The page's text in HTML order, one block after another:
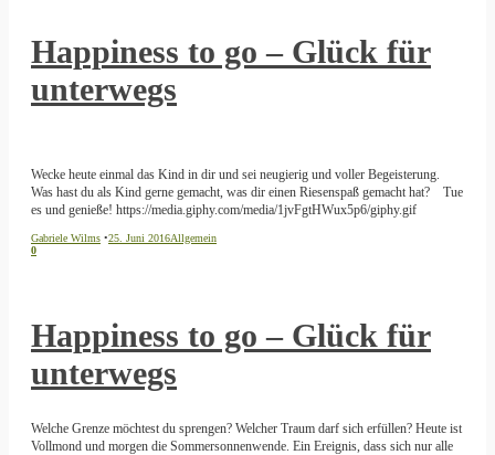
Happiness to go – Glück für
unterwegs
Wecke heute einmal das Kind in dir und sei neugierig und voller Begeisterung.
Was hast du als Kind gerne gemacht, was dir einen Riesenspaß gemacht hat? Tue
es und genieße! https://media.giphy.com/media/1jvFgtHWux5p6/giphy.gif
Gabriele Wilms •25. Juni 2016Allgemein
0
Happiness to go – Glück für
unterwegs
Welche Grenze möchtest du sprengen? Welcher Traum darf sich erfüllen? Heute ist
Vollmond und morgen die Sommersonnenwende. Ein Ereignis, dass sich nur alle